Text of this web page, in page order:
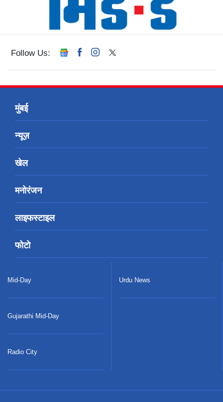
Follow Us:
मुंबई
न्यूज़
खेल
मनोरंजन
लाइफस्टाइल
फोटो
Mid-Day
Gujarathi Mid-Day
Radio City
Urdu News